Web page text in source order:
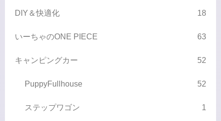
DIY＆快適化 18
いーちゃのONE PIECE 63
キャンピングカー 52
PuppyFullhouse 52
ステップワゴン 1